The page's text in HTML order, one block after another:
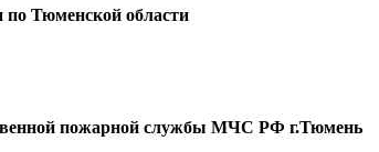
Тюменской области
пожарной службы МЧС РФ г.Тюмень